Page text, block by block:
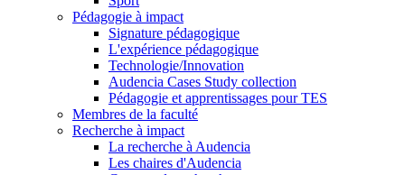
Pédagogie à impact
Signature pédagogique
L'expérience pédagogique
Technologie/Innovation
Audencia Cases Study collection
Pédagogie et apprentissages pour TES
Membres de la faculté
Recherche à impact
La recherche à Audencia
Les chaires d'Audencia